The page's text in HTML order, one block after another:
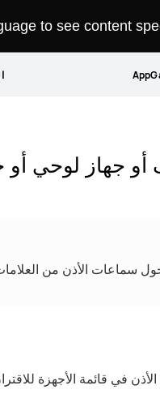
to see content
أو جهاز لوحي
سماعات الأذن من العلامات
في قائمة الأجهزة